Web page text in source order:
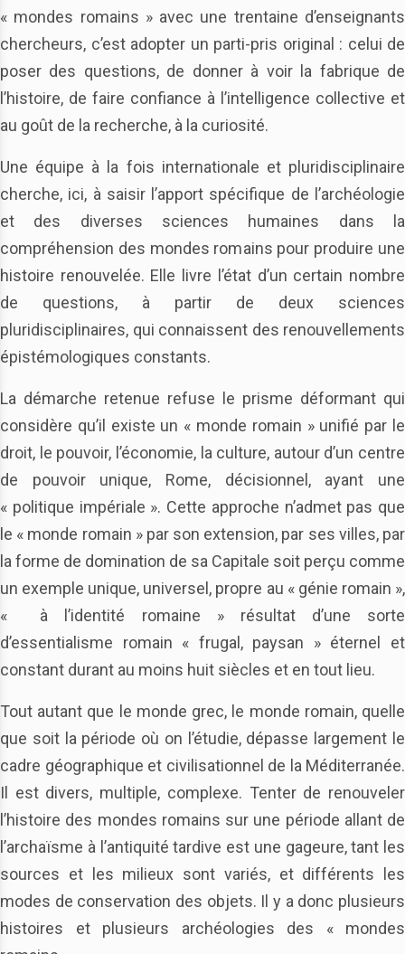
« mondes romains » avec une trentaine d’enseignants
chercheurs, c’est adopter un parti-pris original : celui de
poser des questions, de donner à voir la fabrique de
l’histoire, de faire confiance à l’intelligence collective et
au goût de la recherche, à la curiosité.
Une équipe à la fois internationale et pluridisciplinaire
cherche, ici, à saisir l’apport spécifique de l’archéologie
et des diverses sciences humaines dans la
compréhension des mondes romains pour produire une
histoire renouvelée. Elle livre l’état d’un certain nombre
de questions, à partir de deux sciences
pluridisciplinaires, qui connaissent des renouvellements
épistémologiques constants.
La démarche retenue refuse le prisme déformant qui
considère qu’il existe un « monde romain » unifié par le
droit, le pouvoir, l’économie, la culture, autour d’un centre
de pouvoir unique, Rome, décisionnel, ayant une
« politique impériale ». Cette approche n’admet pas que
le « monde romain » par son extension, par ses villes, par
la forme de domination de sa Capitale soit perçu comme
un exemple unique, universel, propre au « génie romain »,
« à l’identité romaine » résultat d’une sorte
d’essentialisme romain « frugal, paysan » éternel et
constant durant au moins huit siècles et en tout lieu.
Tout autant que le monde grec, le monde romain, quelle
que soit la période où on l’étudie, dépasse largement le
cadre géographique et civilisationnel de la Méditerranée.
Il est divers, multiple, complexe. Tenter de renouveler
l’histoire des mondes romains sur une période allant de
l’archaïsme à l’antiquité tardive est une gageure, tant les
sources et les milieux sont variés, et différents les
modes de conservation des objets. Il y a donc plusieurs
histoires et plusieurs archéologies des « mondes